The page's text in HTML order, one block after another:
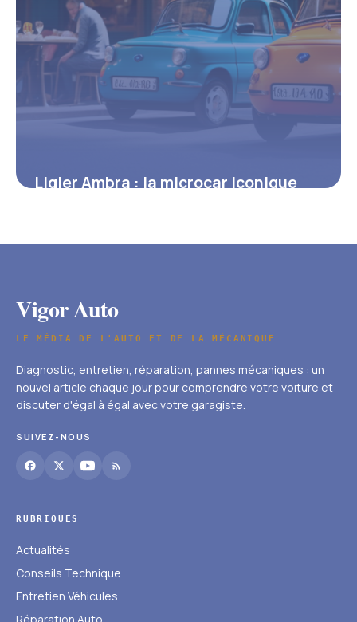
Ligier Ambra : la microcar iconique
Vigor Auto
LE MÉDIA DE L'AUTO ET DE LA MÉCANIQUE
Diagnostic, entretien, réparation, pannes mécaniques : un
nouvel article chaque jour pour comprendre votre voiture et
discuter d'égal à égal avec votre garagiste.
SUIVEZ-NOUS
RUBRIQUES
Actualités
Conseils Technique
Entretien Véhicules
Réparation Auto